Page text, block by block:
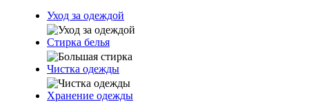
Уход за одеждой
Стирка белья
Чистка одежды
Хранение одежды